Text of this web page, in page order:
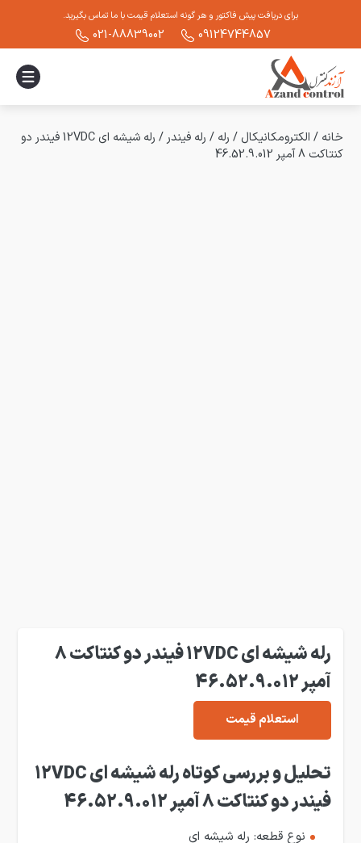
برای دریافت پیش فاکتور و هر گونه استعلام قیمت با ما تماس بگیرید.
09124744857
021-88839002
خانه / الکترومکانیکال / رله / رله فیندر /
رله شیشه ای 12VDC فیندر دو
کنتاکت 8 آمپر 46.52.9.012
رله شیشه ای 12VDC فیندر دو کنتاکت 8
آمپر 46.52.9.012
استعلام قیمت
تحلیل و بررسی کوتاه رله شیشه ای 12VDC
فیندر دو کنتاکت 8 آمپر 46.52.9.012
نوع قطعه: رله شیشه ای